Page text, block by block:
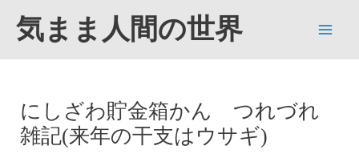
気まま人間の世界
にしざわ貯金箱かん つれづれ
雑記(来年の干支はウサギ)